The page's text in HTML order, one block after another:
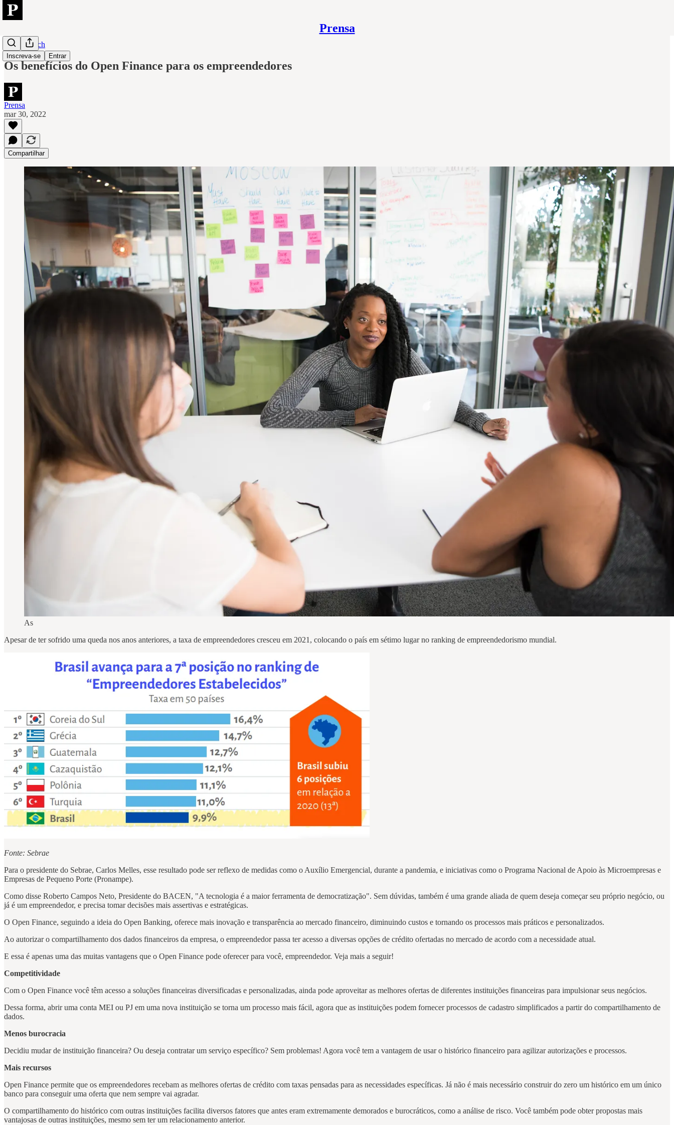
Prensa
Inscreva-se Entrar
Finansystech
Os benefícios do Open Finance para os empreendedores
Prensa
mar 30, 2022
Compartilhar
As
Apesar de ter sofrido uma queda nos anos anteriores, a taxa de empreendedores cresceu em 2021, colocando o país em sétimo lugar no ranking de empreendedorismo mundial.
Fonte: Sebrae
Para o presidente do Sebrae, Carlos Melles, esse resultado pode ser reflexo de medidas como o Auxílio Emergencial, durante a pandemia, e iniciativas como o Programa Nacional de Apoio às Microempresas e
Empresas de Pequeno Porte (Pronampe).
Como disse Roberto Campos Neto, Presidente do BACEN, "A tecnologia é a maior ferramenta de democratização". Sem dúvidas, também é uma grande aliada de quem deseja começar seu próprio negócio, ou
já é um empreendedor, e precisa tomar decisões mais assertivas e estratégicas.
O Open Finance, seguindo a ideia do Open Banking, oferece mais inovação e transparência ao mercado financeiro, diminuindo custos e tornando os processos mais práticos e personalizados.
Ao autorizar o compartilhamento dos dados financeiros da empresa, o empreendedor passa ter acesso a diversas opções de crédito ofertadas no mercado de acordo com a necessidade atual.
E essa é apenas uma das muitas vantagens que o Open Finance pode oferecer para você, empreendedor. Veja mais a seguir!
Competitividade
Com o Open Finance você têm acesso a soluções financeiras diversificadas e personalizadas, ainda pode aproveitar as melhores ofertas de diferentes instituições financeiras para impulsionar seus negócios.
Dessa forma, abrir uma conta MEI ou PJ em uma nova instituição se torna um processo mais fácil, agora que as instituições podem fornecer processos de cadastro simplificados a partir do compartilhamento de
dados.
Menos burocracia
Decidiu mudar de instituição financeira? Ou deseja contratar um serviço específico? Sem problemas! Agora você tem a vantagem de usar o histórico financeiro para agilizar autorizações e processos.
Mais recursos
Open Finance permite que os empreendedores recebam as melhores ofertas de crédito com taxas pensadas para as necessidades específicas. Já não é mais necessário construir do zero um histórico em um único
banco para conseguir uma oferta que nem sempre vai agradar.
O compartilhamento do histórico com outras instituições facilita diversos fatores que antes eram extremamente demorados e burocráticos, como a análise de risco. Você também pode obter propostas mais
vantajosas de outras instituições, mesmo sem ter um relacionamento anterior.